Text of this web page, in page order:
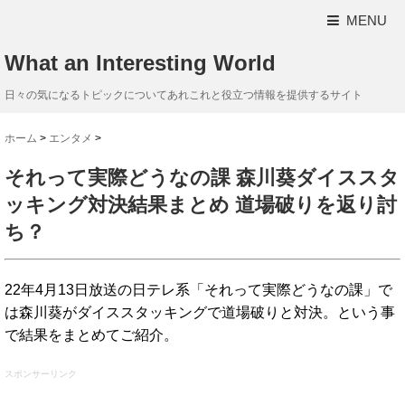
MENU
What an Interesting World
日々の気になるトピックについてあれこれと役立つ情報を提供するサイト
ホーム > エンタメ >
それって実際どうなの課 森川葵ダイススタ
ッキング対決結果まとめ 道場破りを返り討
ち？
22年4月13日放送の日テレ系「それって実際どうなの課」で
は森川葵がダイススタッキングで道場破りと対決。という事
で結果をまとめてご紹介。
スポンサーリンク